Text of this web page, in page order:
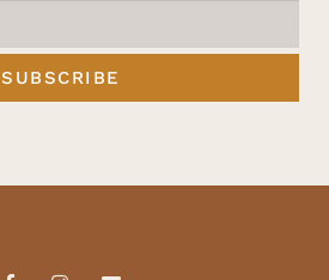
SUBSCRIBE